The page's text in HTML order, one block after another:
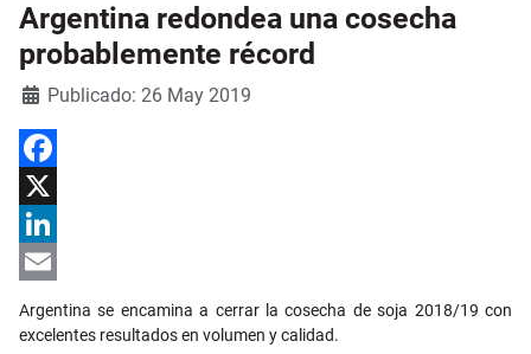
Argentina redondea una cosecha
probablemente récord
Detalles
Publicado: 26 May 2019
Facebook
X
LinkedIn
Argentina se encamina a cerrar la cosecha de soja 2018/19 con
excelentes resultados en volumen y calidad.